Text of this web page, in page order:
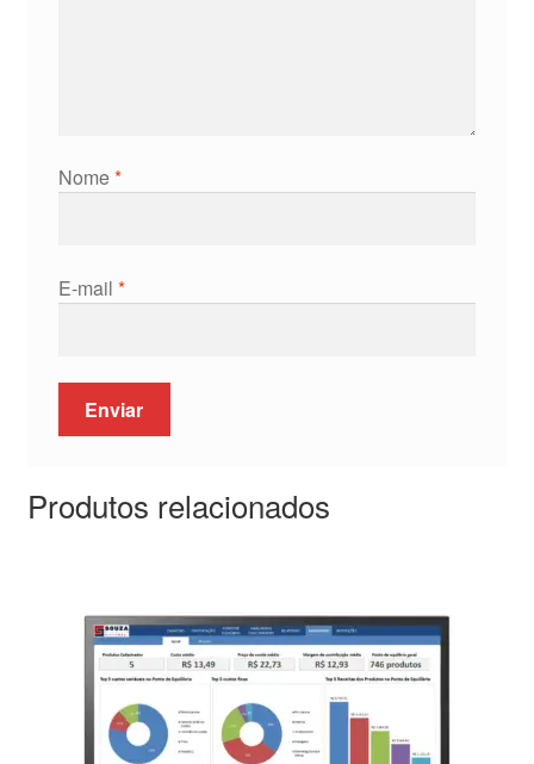
Nome*
E-mail *
Produtos relacionados